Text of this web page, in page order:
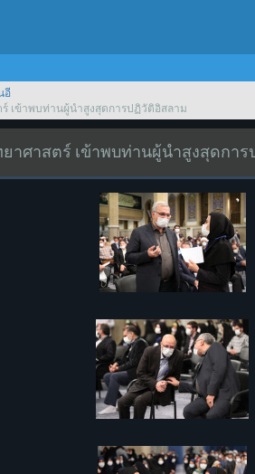
อี
เข้าพบท่านผู้นำสูงสุดการปฏิวัติอิสลาม
าศาสตร์ เข้าพบท่านผู้นำสูงสุดการ